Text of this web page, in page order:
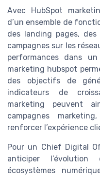
Avec HubSpot
d’un ensemble de
des landing pages,
campagnes sur les
performances dans
marketing hubspot
des objectifs de
indicateurs de
marketing peuvent
campagnes
renforcer l’expérience
Pour un Chief Digital
anticiper
écosystèmes